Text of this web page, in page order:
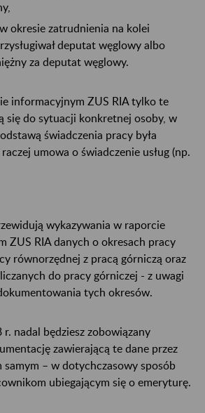
okresie zatrudnienia na kolei
deputat węglowy albo
za deputat węglowy.
informacyjnym ZUS RIA tylko te
się do sytuacji konkretnej osoby, w
świadczenia pracy była
umowa o świadczenie usług (np.
wykazywania w raporcie
ZUS RIA danych o okresach pracy
równorzędnej z pracą górniczą oraz
do pracy górniczej - z uwagi
tych okresów.
nadal będziesz zobowiązany
zawierającą te dane przez
– w dotychczasowy sposób
ubiegającym się o emeryturę.